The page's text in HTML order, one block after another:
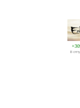
В